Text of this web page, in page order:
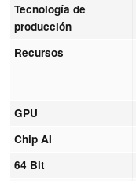
Tecnología de
producción
Recursos
GPU
Chip AI
64 Bit